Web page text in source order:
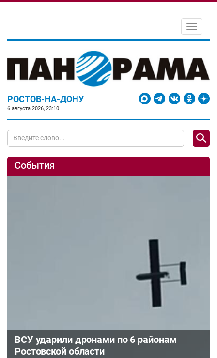
Toggle
РОСТОВ-НА-ДОНУ
6 августа 2026, 23:10
События
ВСУ ударили дронами по 6 районам
Ростовской области